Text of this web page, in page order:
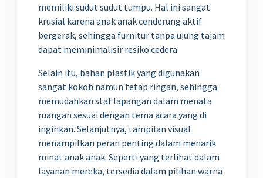
memiliki sudut sudut tumpu. Hal ini sangat
krusial karena anak anak cenderung aktif
bergerak, sehingga furnitur tanpa ujung tajam
dapat meminimalisir resiko cedera.
Selain itu, bahan plastik yang digunakan
sangat kokoh namun tetap ringan, sehingga
memudahkan staf lapangan dalam menata
ruangan sesuai dengan tema acara yang di
inginkan. Selanjutnya, tampilan visual
menampilkan peran penting dalam menarik
minat anak anak. Seperti yang terlihat dalam
layanan mereka, tersedia dalam pilihan warna